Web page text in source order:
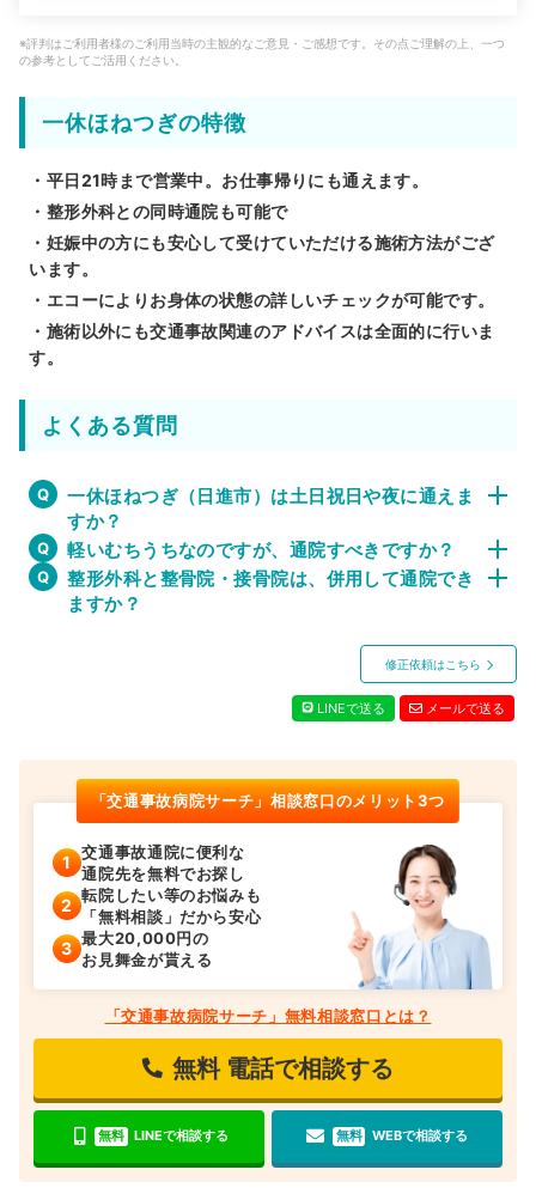
※評判はご利用者様のご利用当時の主観的なご意見・ご感想です。その点ご理解の上、一つ
の参考としてご活用ください。
一休ほねつぎの特徴
・平日21時まで営業中。お仕事帰りにも通えます。
・整形外科との同時通院も可能で
・妊娠中の方にも安心して受けていただける施術方法がござ
います。
・エコーによりお身体の状態の詳しいチェックが可能です。
・施術以外にも交通事故関連のアドバイスは全面的に行いま
す。
よくある質問
一休ほねつぎ（日進市）は土日祝日や夜に通えま
すか？
軽いむちうちなのですが、通院すべきですか？
整形外科と整骨院・接骨院は、併用して通院でき
ますか？
修正依頼はこちら
LINEで送る メールで送る
「交通事故病院サーチ」相談窓口のメリット3つ
交通事故通院に便利な
通院先を無料でお探し
転院したい等のお悩みも
「無料相談」だから安心
最大20,000円の
お見舞金が貰える
「交通事故病院サーチ」無料相談窓口とは？
無料 電話で相談する
無料 LINEで相談する 無料 WEBで相談する